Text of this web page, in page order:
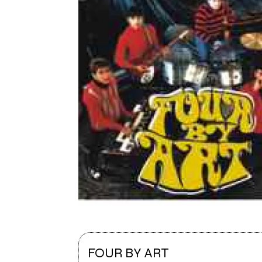
FOUR BY ART